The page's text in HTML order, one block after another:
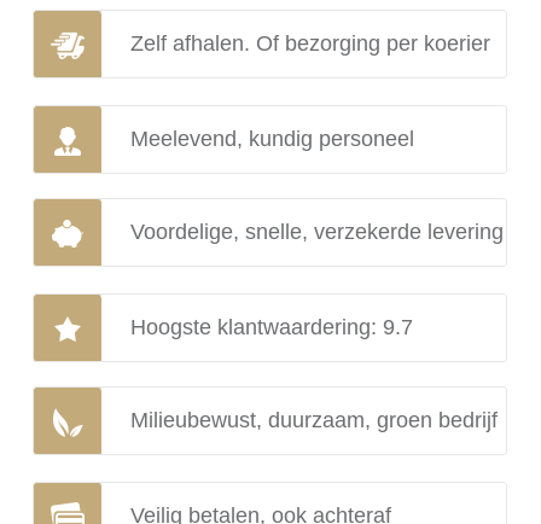
Zelf afhalen. Of bezorging per koerier
Meelevend, kundig personeel
Voordelige, snelle, verzekerde levering
Hoogste klantwaardering: 9.7
Milieubewust, duurzaam, groen bedrijf
Veilig betalen, ook achteraf